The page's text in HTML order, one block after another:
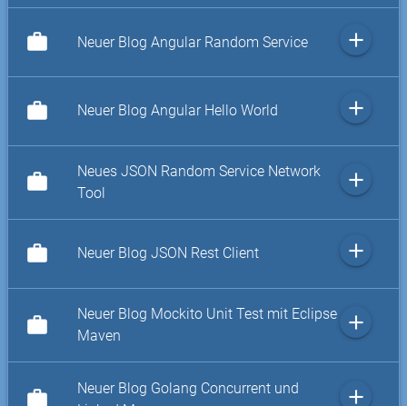
work Neuer Blog Angular Random Service add
work Neuer Blog Angular Hello World add
work
Neues JSON Random Service Network
Tool
add
work Neuer Blog JSON Rest Client add
work
Neuer Blog Mockito Unit Test mit Eclipse
Maven
add
work
Neuer Blog Golang Concurrent und
add